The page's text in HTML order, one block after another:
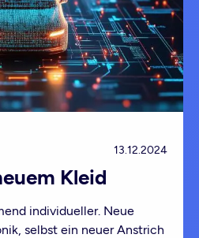
13.12.2024
Kleid
individueller. Neue
selbst ein neuer Anstrich